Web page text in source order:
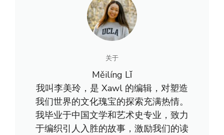
关于
Měilíng Lǐ
我叫李美玲，是 Xawl 的编辑，对塑造
我们世界的文化瑰宝的探索充满热情。
我毕业于中国文学和艺术史专业，致力
于编织引人入胜的故事，激励我们的读